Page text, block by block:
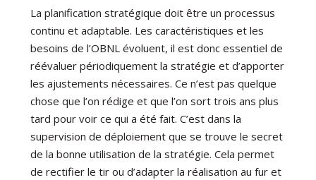
La planification stratégique doit être un processus
continu et adaptable. Les caractéristiques et les
besoins de l’OBNL évoluent, il est donc essentiel de
réévaluer périodiquement la stratégie et d’apporter
les ajustements nécessaires. Ce n’est pas quelque
chose que l’on rédige et que l’on sort trois ans plus
tard pour voir ce qui a été fait. C’est dans la
supervision de déploiement que se trouve le secret
de la bonne utilisation de la stratégie. Cela permet
de rectifier le tir ou d’adapter la réalisation au fur et